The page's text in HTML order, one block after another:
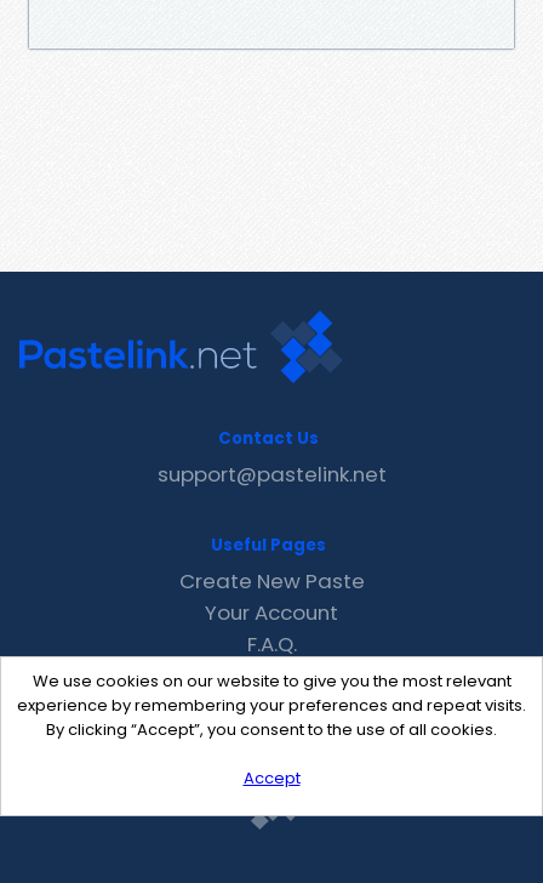
We use cookies on our website to give you the most relevant
experience by remembering your preferences and repeat visits.
By clicking “Accept”, you consent to the use of all cookies.
Accept
Contact Us
support@pastelink.net
Useful Pages
Create New Paste
Your Account
F.A.Q.
Recent
Contact